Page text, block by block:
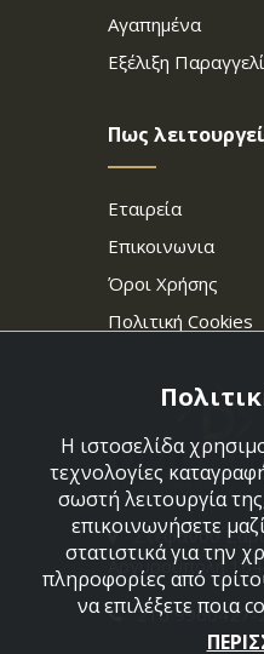
Αγαπημένα
Εξέλιξη
Πως λειτουργεί
Εταιρεία
Επικοινωνια
Όροι Χρήσης
Πολιτική Cookies
Στεφάνου
Αργυρούπολη
210 9960427-
Η ιστοσελίδα
τεχνολογίες
σωστή λειτουργία
επικοινωνήσετε
στατιστικά για την
πληροφορίες από
να επιλέξετε ποια